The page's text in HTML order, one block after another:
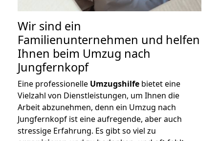
Wir sind ein
Familienunternehmen und helfen
Ihnen beim Umzug nach
Jungfernkopf
Eine professionelle Umzugshilfe bietet eine
Vielzahl von Dienstleistungen, um Ihnen die
Arbeit abzunehmen, denn ein Umzug nach
Jungfernkopf ist eine aufregende, aber auch
stressige Erfahrung. Es gibt so viel zu